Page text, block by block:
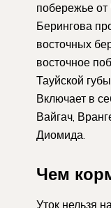
побережье от
Берингова
восточных
восточное
Тауйской
Включает в
Вайгач,
Диомида.
Чем
Уток нельзя